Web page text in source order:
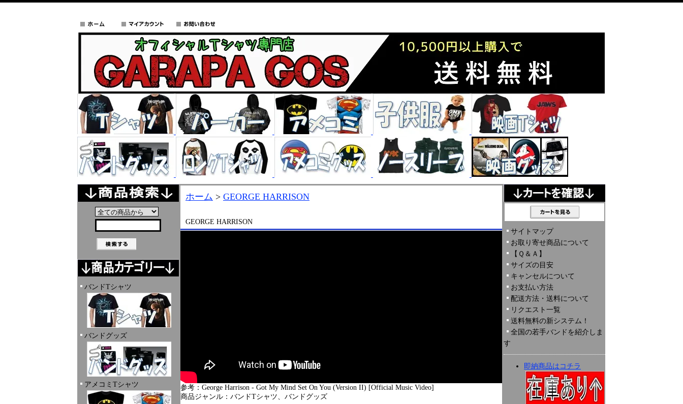
バンドTシャツ
バンドグッズ
アメコミTシャツ
ホーム > GEORGE HARRISON
GEORGE HARRISON
参考：George Harrison - Got My Mind Set On You (Version II) [Official Music Video]
商品ジャンル：バンドTシャツ、バンドグッズ
サイトマップ
お取り寄せ商品について
【Ｑ＆Ａ】
サイズの目安
キャンセルについて
お支払い方法
配送方法・送料について
リクエスト一覧
送料無料の新システム！
全国の若手バンドを紹介しま
す
即納商品はコチラ